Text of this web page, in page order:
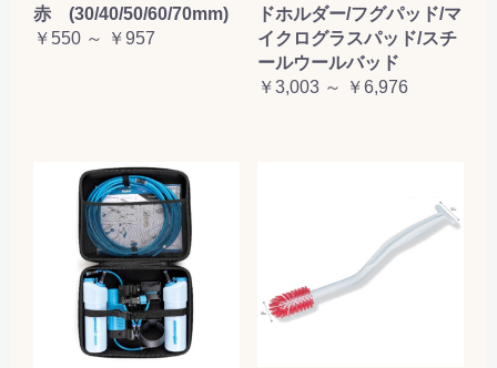
赤 (30/40/50/60/70mm)
￥550 ～ ￥957
ドホルダー/フグパッド/マ
イクログラスパッド/スチ
ールウールバッド
￥3,003 ～ ￥6,976